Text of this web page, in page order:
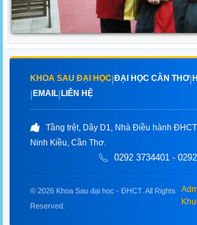
ĐẠI HỌC CẦN THƠ
LIÊN HỆ
Ninh Kiều, Cần Thơ.